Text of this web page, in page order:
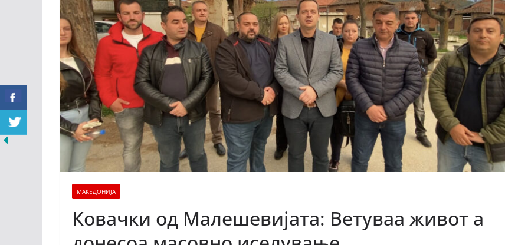
МАКЕДОНИЈА
Ковачки од Малешевијата: Ветуваа живот а